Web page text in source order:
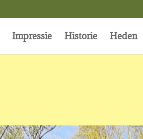
Impressie Historie Heden